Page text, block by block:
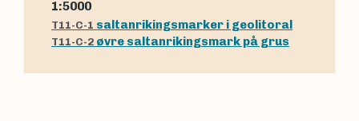
1:5000
T11-C-1 saltanrikingsmarker i geolitoral
T11-C-2 øvre saltanrikingsmark på grus